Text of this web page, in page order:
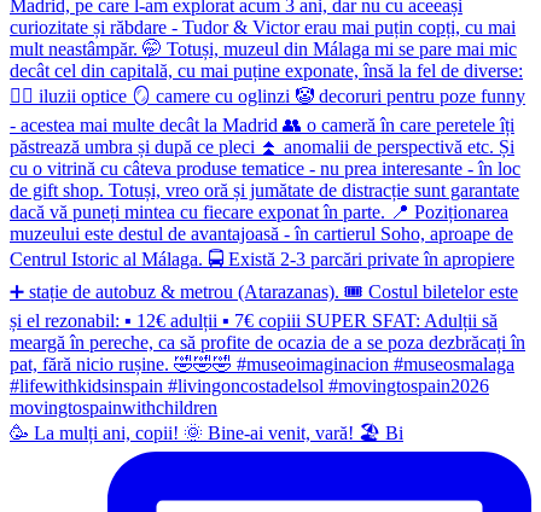
🥳 La mulți ani, copii! 🌞 Bine-ai venit, vară! 🏖 Bi